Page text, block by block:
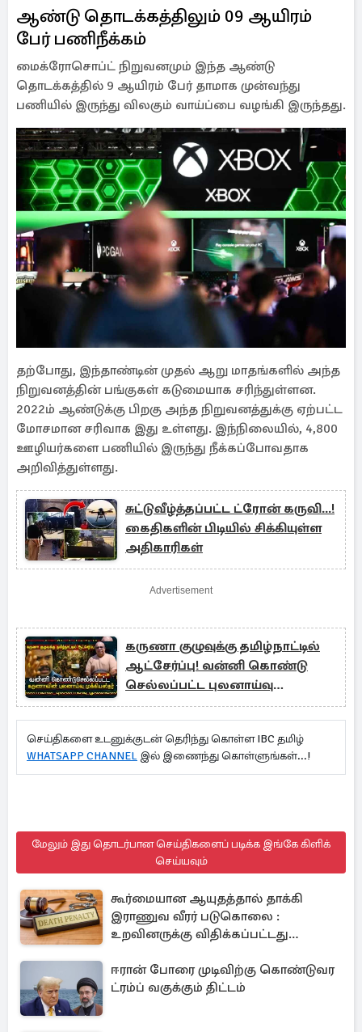
ஆண்டு தொடக்கத்திலும் 09 ஆயிரம்
பேர் பணிநீக்கம்
மைக்ரோசொப்ட் நிறுவனமும் இந்த ஆண்டு
தொடக்கத்தில் 9 ஆயிரம் பேர் தாமாக முன்வந்து
பணியில் இருந்து விலகும் வாய்ப்பை வழங்கி இருந்தது.
தற்போது, இந்தாண்டின் முதல் ஆறு மாதங்களில் அந்த
நிறுவனத்தின் பங்குகள் கடுமையாக சரிந்துள்ளன.
2022ம் ஆண்டுக்கு பிறகு அந்த நிறுவனத்துக்கு ஏற்பட்ட
மோசமான சரிவாக இது உள்ளது. இந்நிலையில், 4,800
ஊழியர்களை பணியில் இருந்து நீக்கப்போவதாக
அறிவித்துள்ளது.
சுட்டுவீழ்த்தப்பட்ட ட்ரோன் கருவி...!
கைதிகளின் பிடியில் சிக்கியுள்ள
அதிகாரிகள்
Advertisement
கருணா குழுவுக்கு தமிழ்நாட்டில்
ஆட்சேர்ப்பு! வன்னி கொண்டு
செல்லப்பட்ட புலனாய்வு
முக்கியஸ்தர்
செய்திகளை உடனுக்குடன் தெரிந்து கொள்ள IBC தமிழ்
WHATSAPP CHANNEL இல் இணைந்து கொள்ளுங்கள்...!
மேலும் இது தொடர்பான செய்திகளைப் படிக்க இங்கே கிளிக்
செய்யவும்
கூர்மையான ஆயுதத்தால் தாக்கி
இராணுவ வீரர் படுகொலை :
உறவினருக்கு விதிக்கப்பட்டது
ஈரான் போரை முடிவிற்கு கொண்டுவர
ட்ரம்ப் வகுக்கும் திட்டம்